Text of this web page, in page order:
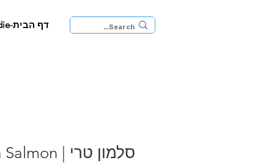
דף הבית-JaffaFoodie
סלמון טרי | Fresh Salmon